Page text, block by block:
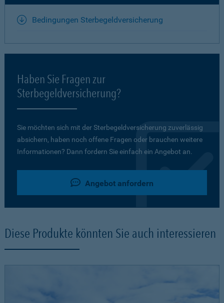
Bedingungen Sterbegeldversicherung
Haben Sie Fragen zur
Sterbegeldversicherung?
Sie möchten sich mit der Sterbegeldversicherung zuverlässig
absichern, haben noch offene Fragen oder brauchen weitere
Informationen? Dann fordern Sie einfach ein Angebot an.
Angebot anfordern
Diese Produkte könnten Sie auch interessieren